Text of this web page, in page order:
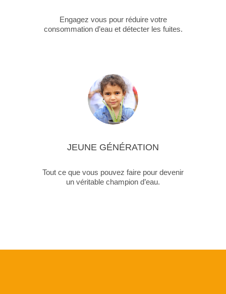
Engagez vous pour réduire votre
consommation d’eau et détecter les fuites.
JEUNE GÉNÉRATION
Tout ce que vous pouvez faire pour devenir
un véritable champion d’eau.